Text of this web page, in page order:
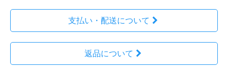
支払い・配送について
返品について